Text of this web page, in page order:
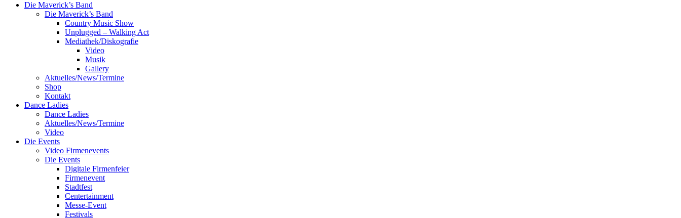
Die Maverick’s Band
Die Maverick’s Band
Country Music Show
Unplugged – Walking Act
Mediathek/Diskografie
Video
Musik
Gallery
Aktuelles/News/Termine
Shop
Kontakt
Dance Ladies
Dance Ladies
Aktuelles/News/Termine
Video
Die Events
Video Firmenevents
Die Events
Digitale Firmenfeier
Firmenevent
Stadtfest
Centertainment
Messe-Event
Festivals